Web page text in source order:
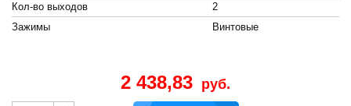
Кол-во выходов
2
Зажимы
Винтовые
2 438,83 руб.